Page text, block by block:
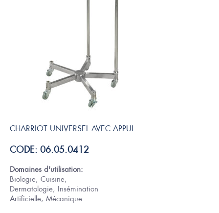
CHARRIOT UNIVERSEL AVEC APPUI
CODE: 06.05.0412
Domaines d'utilisation:
Biologie, Cuisine,
Dermatologie, Insémination
Artificielle, Mécanique